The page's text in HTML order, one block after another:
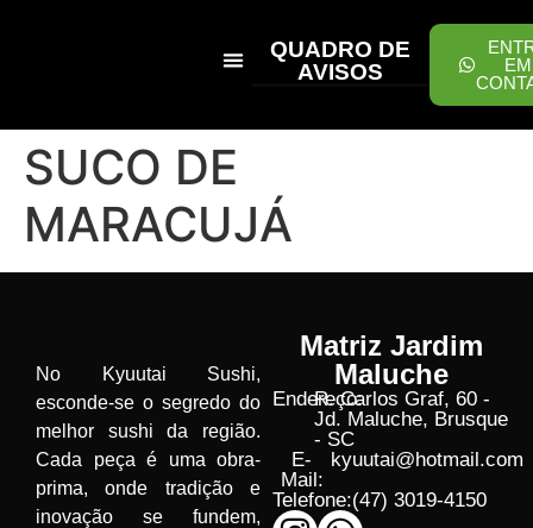
QUADRO DE
AVISOS
EM
SUCO DE
MARACUJÁ
No Kyuutai Sushi,
esconde-se o segredo do
melhor sushi da região.
Cada peça é uma obra-
prima, onde tradição e
inovação se fundem,
Matriz Jardim
Maluche
Endereço:
R. Carlos Graf, 60 -
Jd. Maluche, Brusque
- SC
E-
Mail:
kyuutai@hotmail.com
Telefone:(47) 3019-4150